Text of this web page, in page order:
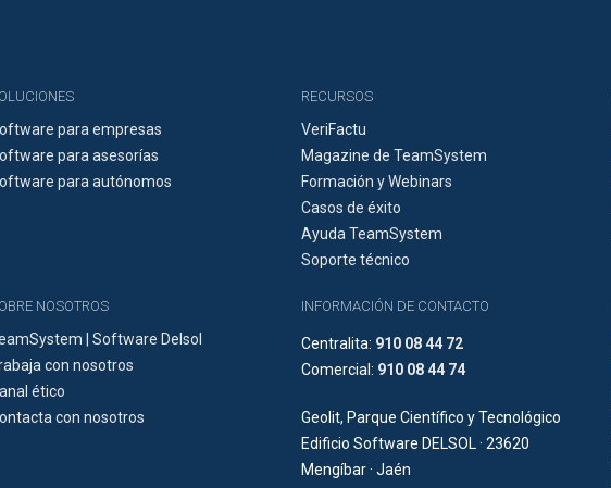
para empresas
para asesorías
para autónomos
RECURSOS
VeriFactu
Magazine de TeamSystem
Formación y Webinars
Casos de éxito
Ayuda TeamSystem
Soporte técnico
NOSOTROS
| Software Delsol
con nosotros
ético
con nosotros
INFORMACIÓN DE CONTACTO
Centralita: 910 08 44 72
Comercial: 910 08 44 74
Geolit, Parque Científico y Tecnológico
Edificio Software DELSOL · 23620
Mengíbar · Jaén